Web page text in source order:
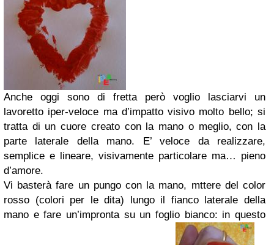
Anche oggi sono di fretta però voglio lasciarvi un
lavoretto iper-veloce ma d’impatto visivo molto bello; si
tratta di un cuore creato con la mano o meglio, con la
parte laterale della mano. E’ veloce da realizzare,
semplice e lineare, visivamente particolare ma… pieno
d’amore.
Vi basterà fare un pungo con la mano, mttere del color
rosso (colori per le dita) lungo il fianco laterale della
mano e fare un’impronta su un foglio bianco: in questo